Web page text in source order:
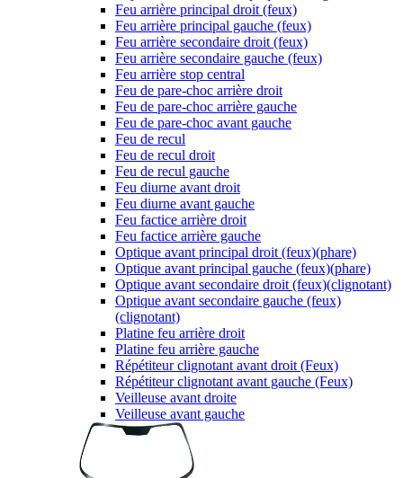
Feu arrière principal droit (feux)
Feu arrière principal gauche (feux)
Feu arrière secondaire droit (feux)
Feu arrière secondaire gauche (feux)
Feu arrière stop central
Feu de pare-choc arrière droit
Feu de pare-choc arrière gauche
Feu de pare-choc avant gauche
Feu de recul
Feu de recul droit
Feu de recul gauche
Feu diurne avant droit
Feu diurne avant gauche
Feu factice arrière droit
Feu factice arrière gauche
Optique avant principal droit (feux)(phare)
Optique avant principal gauche (feux)(phare)
Optique avant secondaire droit (feux)(clignotant)
Optique avant secondaire gauche (feux)
(clignotant)
Platine feu arrière droit
Platine feu arrière gauche
Répétiteur clignotant avant droit (Feux)
Répétiteur clignotant avant gauche (Feux)
Veilleuse avant droite
Veilleuse avant gauche